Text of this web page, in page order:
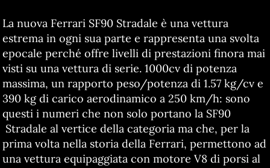
La nuova Ferrari SF90 Stradale è una vettura
estrema in ogni sua parte e rappresenta una svolta
epocale perché offre livelli di prestazioni finora mai
visti su una vettura di serie. 1000cv di potenza
massima, un rapporto peso/potenza di 1.57 kg/cv e
390 kg di carico aerodinamico a 250 km/h: sono
questi i numeri che non solo portano la SF90
Stradale al vertice della categoria ma che, per la
prima volta nella storia della Ferrari, permettono ad
una vettura equipaggiata con motore V8 di porsi al